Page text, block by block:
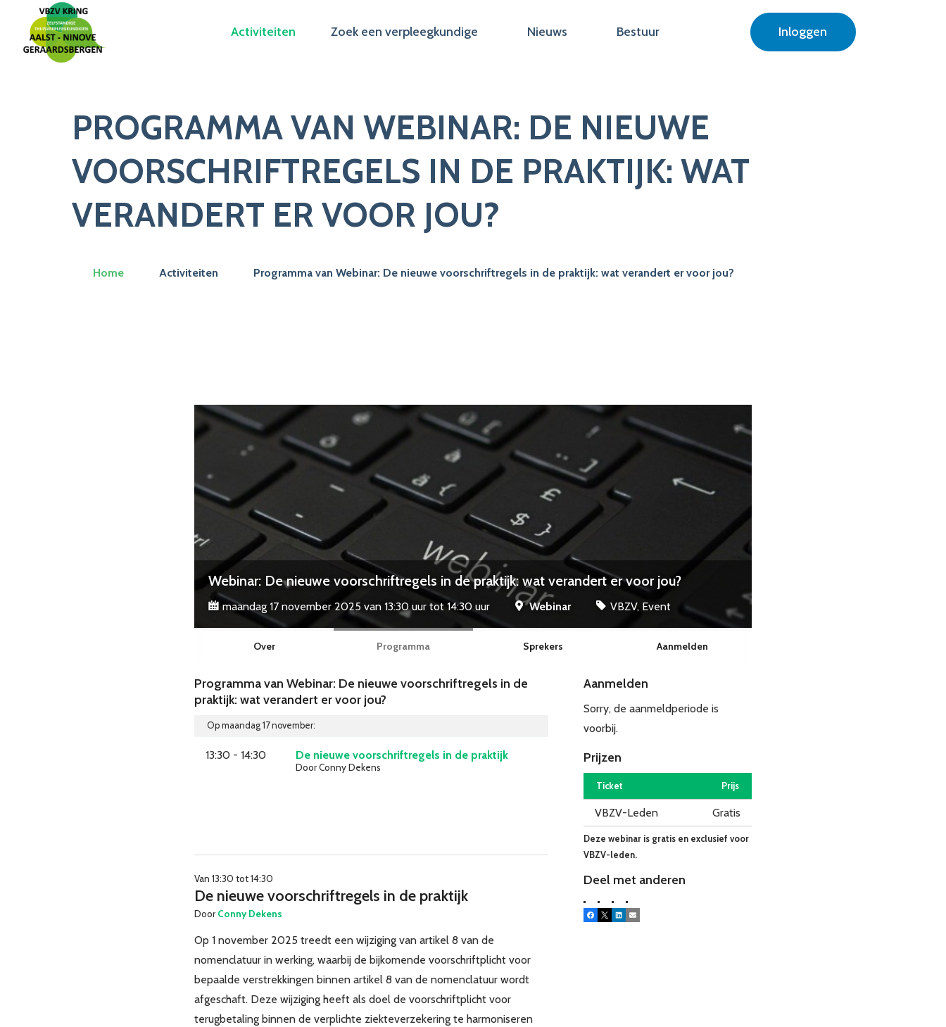
Activiteiten Zoek een verpleegkundige Nieuws Bestuur Inloggen
PROGRAMMA VAN WEBINAR: DE NIEUWE
VOORSCHRIFTREGELS IN DE PRAKTIJK: WAT
VERANDERT ER VOOR JOU?
Home Activiteiten Programma van Webinar: De nieuwe voorschriftregels in de praktijk: wat verandert er voor jou?
Webinar: De nieuwe voorschriftregels in de praktijk: wat verandert er voor jou?
maandag 17 november 2025 van 13:30 uur tot 14:30 uur Webinar VBZV, Event
Over Programma Sprekers Aanmelden
Programma van Webinar: De nieuwe voorschriftregels in de
praktijk: wat verandert er voor jou?
Op maandag 17 november:
13:30 - 14:30 De nieuwe voorschriftregels in de praktijk
Door Conny Dekens
Van 13:30 tot 14:30
De nieuwe voorschriftregels in de praktijk
Door Conny Dekens
Op 1 november 2025 treedt een wijziging van artikel 8 van de
nomenclatuur in werking, waarbij de bijkomende voorschriftplicht voor
bepaalde verstrekkingen binnen artikel 8 van de nomenclatuur wordt
afgeschaft. Deze wijziging heeft als doel de voorschriftplicht voor
terugbetaling binnen de verplichte ziekteverzekering te harmoniseren
Aanmelden
Sorry, de aanmeldperiode is
voorbij.
Prijzen
Ticket Prijs
VBZV-Leden Gratis
Deze webinar is gratis en exclusief voor
VBZV-leden.
Deel met anderen
Facebook
X LinkedInE-mail